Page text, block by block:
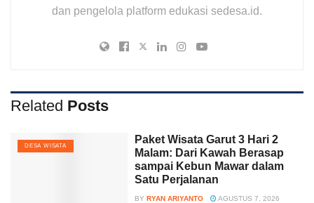
dan pengelola platform edukasi sedesa.id.
Related Posts
DESA WISATA
Paket Wisata Garut 3 Hari 2
Malam: Dari Kawah Berasap
sampai Kebun Mawar dalam
Satu Perjalanan
BY RYAN ARIYANTO AGUSTUS 7, 2026